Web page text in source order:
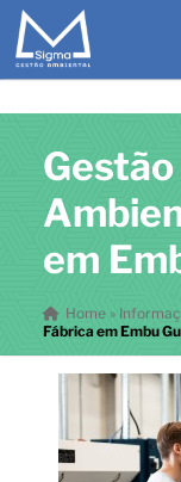
em
Home»
Fábrica em Embu